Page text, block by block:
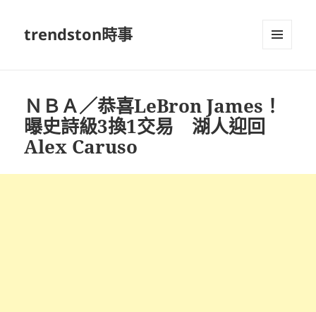
trendston時事
ＮＢＡ／恭喜LeBron James！
曝史詩級3換1交易 湖人迎回
Alex Caruso